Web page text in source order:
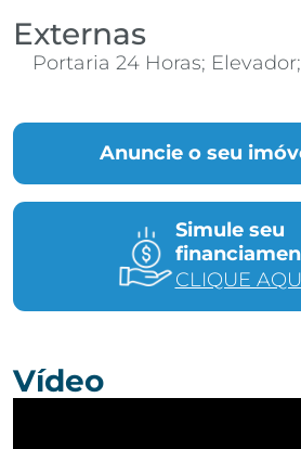
Anuncie o seu
Simule seu
CLIQUE
Externas
Portaria 24 Horas;
Vídeo